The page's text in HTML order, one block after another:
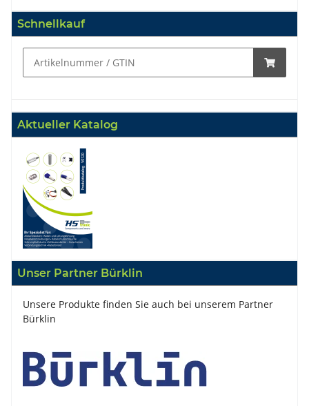
Schnellkauf
Aktueller Katalog
Unser Partner Bürklin
Unsere Produkte finden Sie auch bei unserem Partner
Bürklin